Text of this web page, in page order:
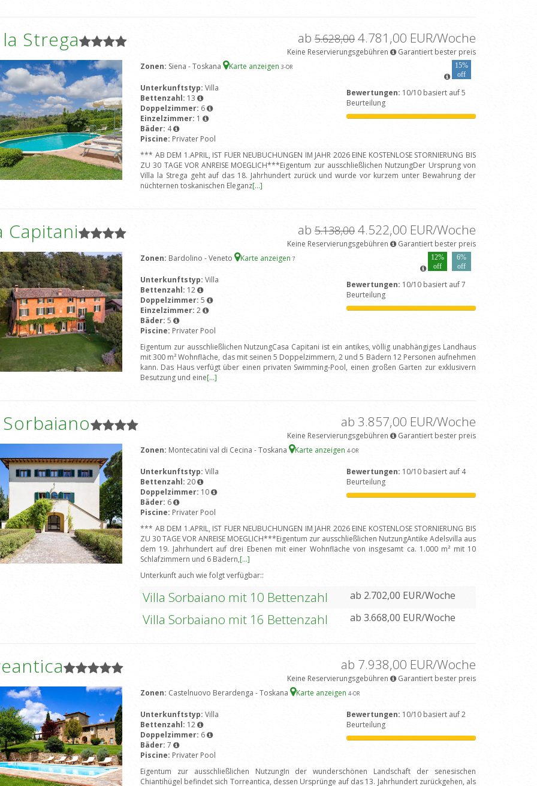
Strega ab 5.628,00 4.781,00 EUR/Woche
Keine Reservierungsgebühren
Garantiert bester preis
Zonen: Siena - Toskana Karte anzeigen 3-OR
15%
off
Unterkunftstyp: Villa
Bettenzahl: 13
Doppelzimmer: 6
Einzelzimmer: 1
Bäder: 4
Piscine: Privater Pool
Bewertungen: 10/10 basiert auf 5
Beurteilung
*** AB DEM 1.APRIL, IST FUER NEUBUCHUNGEN IM JAHR 2026 EINE KOSTENLOSE STORNIERUNG BIS
ZU 30 TAGE VOR ANREISE MOEGLICH***Eigentum zur ausschließlichen NutzungDer Ursprung von
Villa la Strega geht auf das 18. Jahrhundert zurück und wurde vor kurzem unter Bewahrung der
nüchternen toskanischen Eleganz[...]
Capitani ab 5.138,00 4.522,00 EUR/Woche
Keine Reservierungsgebühren
Garantiert bester preis
Zonen: Bardolino - Veneto Karte anzeigen 7
12%
off
6%
off
Unterkunftstyp: Villa
Bettenzahl: 12
Doppelzimmer: 5
Einzelzimmer: 2
Bäder: 5
Piscine: Privater Pool
Bewertungen: 10/10 basiert auf 7
Beurteilung
Eigentum zur ausschließlichen NutzungCasa Capitani ist ein antikes, völlig unabhängiges Landhaus
mit 300 m² Wohnfläche, das mit seinen 5 Doppelzimmern, 2 und 5 Bädern 12 Personen aufnehmen
kann. Das Haus verfügt über einen privaten Swimming-Pool, einen großen Garten zur exklusivern
Besutzung und eine[...]
ab 3.857,00 EUR/Woche
Keine Reservierungsgebühren
Garantiert bester preis
Zonen: Montecatini val di Cecina - Toskana Karte anzeigen 4-OR
Unterkunftstyp: Villa
Bettenzahl: 20
Doppelzimmer: 10
Bäder: 6
Piscine: Privater Pool
Bewertungen: 10/10 basiert auf 4
Beurteilung
*** AB DEM 1.APRIL, IST FUER NEUBUCHUNGEN IM JAHR 2026 EINE KOSTENLOSE STORNIERUNG BIS
ZU 30 TAGE VOR ANREISE MOEGLICH***Eigentum zur ausschließlichen NutzungAntike Adelsvilla aus
dem 19. Jahrhundert auf drei Ebenen mit einer Wohnfläche von insgesamt ca. 1.000 m² mit 10
Schlafzimmern und 6 Bädern,[...]
Unterkunft auch wie folgt verfügbar::
Villa Sorbaiano mit 10 Bettenzahl ab 2.702,00 EUR/Woche
Villa Sorbaiano mit 16 Bettenzahl ab 3.668,00 EUR/Woche
ab 7.938,00 EUR/Woche
Keine Reservierungsgebühren
Garantiert bester preis
Zonen: Castelnuovo Berardenga - Toskana Karte anzeigen 4-OR
Unterkunftstyp: Villa
Bettenzahl: 12
Doppelzimmer: 6
Bäder: 7
Piscine: Privater Pool
Bewertungen: 10/10 basiert auf 2
Beurteilung
Eigentum zur ausschließlichen NutzungIn der wunderschönen Landschaft der senesischen
Chiantihügel befindet sich Torreantica, dessen Ursprünge auf das 13. Jahrhundert zurückgehen, als